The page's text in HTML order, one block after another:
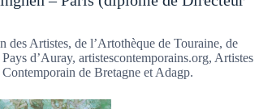
des Artistes, de l’Artothèque de Touraine, de
d’Auray, artistescontemporains.org, Artistes
de Bretagne et Adagp.